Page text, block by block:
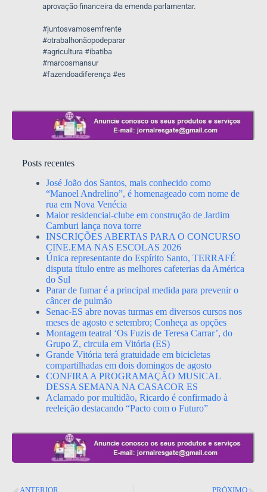
aprovação financeira da emenda parlamentar.
#juntosvamosemfrente
#otrabalhonãopodeparar
#agricultura #ibatiba
#marcosmansur
#fazendoadiferença #es
Posts recentes
José João dos Santos, mais conhecido como
“Manoel Andrelino”, é homenageado com nome de
rua em Nova Venécia
Maior residencial-clube em construção de Jardim
Camburi lança nova torre
INSCRIÇÕES ABERTAS PARA O CONCURSO
CINE.EMA NAS ESCOLAS 2026
Única representante do Espírito Santo, TERRAFÉ
disputa título entre as melhores cafeterias da América
do Sul
Parar de fumar é a principal medida para prevenir o
câncer de pulmão
Senac-ES abre novas turmas em diversos cursos nos
meses de agosto e setembro; Conheça as opções
Montagem teatral ‘Os Fuzis de Teresa Carrar’, do
Grupo Z, circula em Vitória (ES)
Grande Vitória terá gratuidade em bicicletas
compartilhadas em dois domingos de agosto
CONFIRA A PROGRAMAÇÃO MUSICAL
DESSA SEMANA NA CASACOR ES
Aclamado por multidão, Ricardo é confirmado à
reeleição destacando “Pacto com o Futuro”
ANTERIOR PRÓXIMO